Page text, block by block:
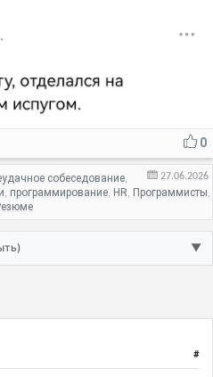
0
27.06.2026
собеседование,
, программирование, HR, Программисты,
▼
#